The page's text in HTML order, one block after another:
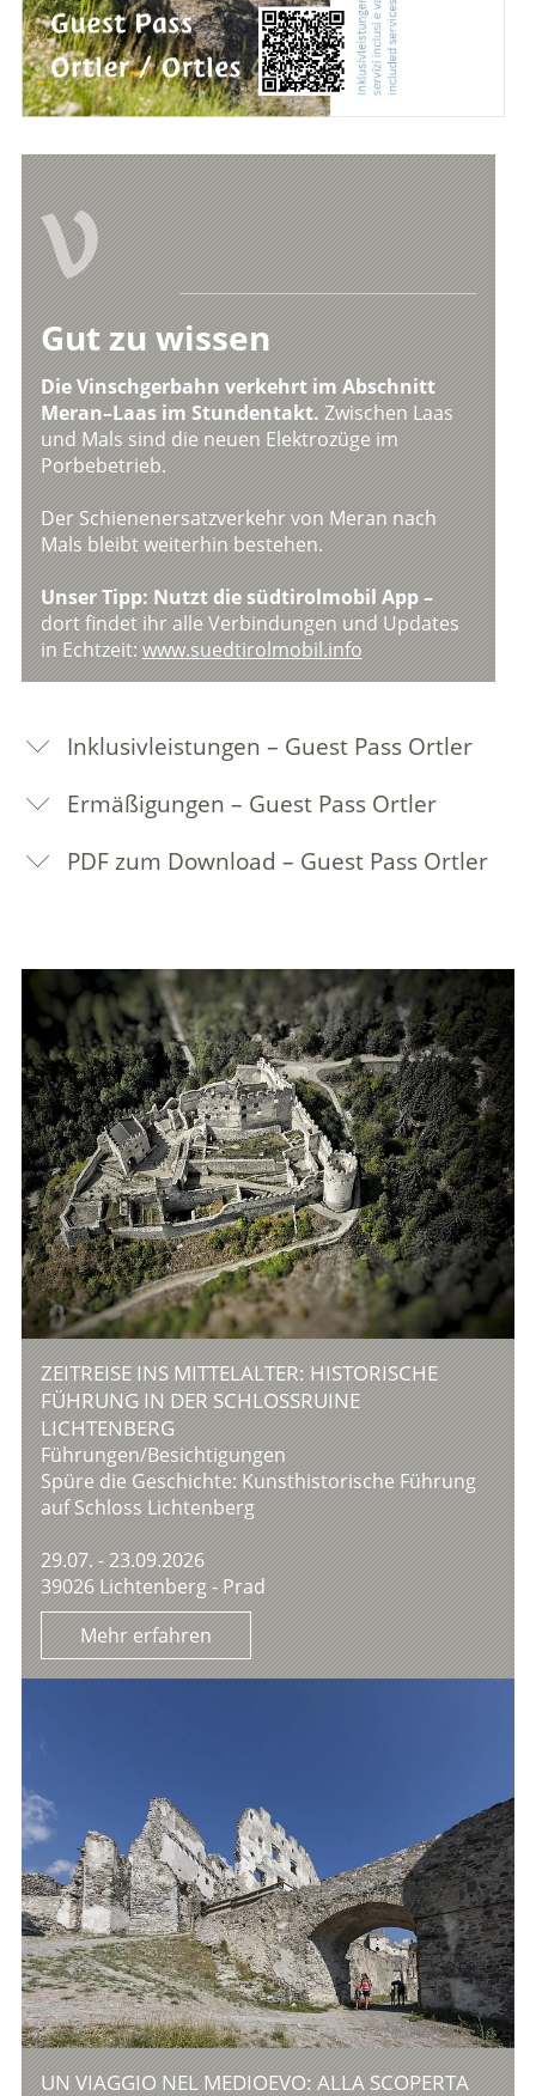
V
Gut zu wissen
Die Vinschgerbahn verkehrt im Abschnitt
Meran–Laas im Stundentakt. Zwischen Laas
und Mals sind die neuen Elektrozüge im
Porbebetrieb.
Der Schienenersatzverkehr von Meran nach
Mals bleibt weiterhin bestehen.
Unser Tipp: Nutzt die südtirolmobil App –
dort findet ihr alle Verbindungen und Updates
in Echtzeit: www.suedtirolmobil.info
Inklusivleistungen – Guest Pass Ortler
Ermäßigungen – Guest Pass Ortler
PDF zum Download – Guest Pass Ortler
ZEITREISE INS MITTELALTER: HISTORISCHE
FÜHRUNG IN DER SCHLOSSRUINE
LICHTENBERG
Führungen/Besichtigungen
Spüre die Geschichte: Kunsthistorische Führung
auf Schloss Lichtenberg
29.07. - 23.09.2026
39026 Lichtenberg - Prad
Mehr erfahren
UN VIAGGIO NEL MEDIOEVO: ALLA SCOPERTA